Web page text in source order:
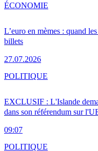
L’euro en mèmes : quand
billets
27.07.2026
ÉCONOMIE
EXCLUSIF : L'Islande
dans son référendum sur
09:07
POLITIQUE
POLITIQUE